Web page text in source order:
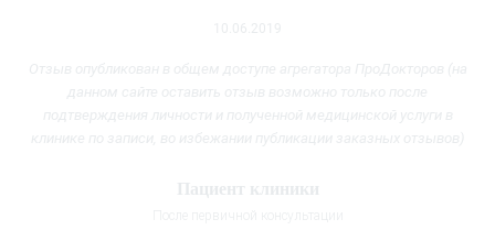
10.06.2019
Отзыв опубликован в общем доступе агрегатора ПроДокторов (на
данном сайте оставить отзыв возможно только после
подтверждения личности и полученной медицинской услуги в
клинике
по записи, во избежании публикации заказных отзывов)
Пациент клиники